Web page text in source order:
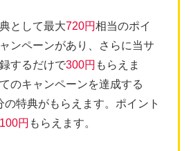
として最大720円相当のポイ
ンペーンがあり、さらに当サ
するだけで300円 もらえま
のキャンペーンを達成する
の特典がもらえます。ポイント
100円 もらえます。